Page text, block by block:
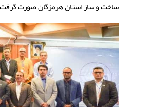
ساخت و ساز استان هرمزگان صورت